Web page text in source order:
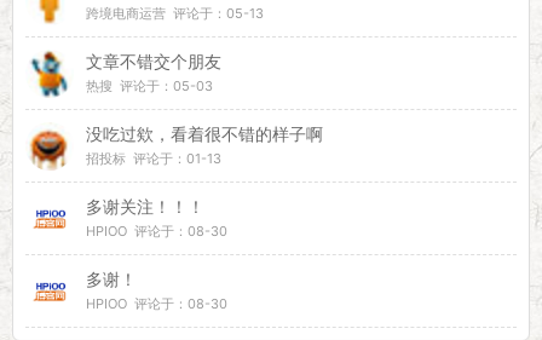
跨境电商运营 评论于：05-13
文章不错交个朋友
热搜 评论于：05-03
没吃过欸，看着很不错的样子啊
招投标 评论于：01-13
多谢关注！！！
HPIOO 评论于：08-30
多谢！
HPIOO 评论于：08-30